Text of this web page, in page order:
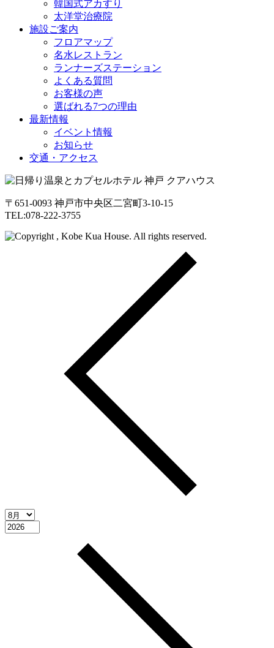
韓国式アカすり
太洋堂治療院
施設ご案内
フロアマップ
名水レストラン
ランナーズステーション
よくある質問
お客様の声
選ばれる7つの理由
最新情報
イベント情報
お知らせ
交通・アクセス
〒651-0093 神戸市中央区二宮町3-10-15
TEL:078-222-3755